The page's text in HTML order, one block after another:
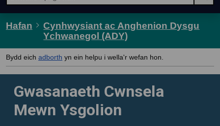
Hafan
Cynhwysiant ac Anghenion Dysgu
Ychwanegol (ADY)
Bydd eich adborth yn ein helpu i wella'r wefan hon.
Gwasanaeth Cwnsela
Mewn Ysgolion